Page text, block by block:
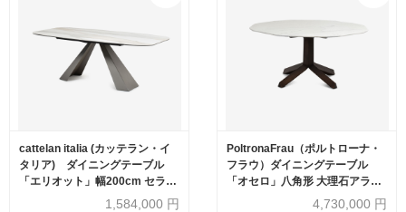
cattelan italia (カッテラン・イ
タリア) ダイニングテーブル
「エリオット」幅200cm セラミ
ック材 マット・ゴールデン・カ
1,584,000 円
PoltronaFrau（ポルトローナ・
フラウ）ダイニングテーブル
「オセロ」八角形 大理石アラベ
スカート 脚アッシュ材モカ色
4,730,000 円